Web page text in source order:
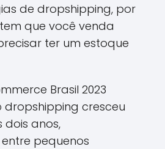
de dropshipping, por
que você venda
ter um estoque
Brasil 2023
cresceu
dois anos,
pequenos